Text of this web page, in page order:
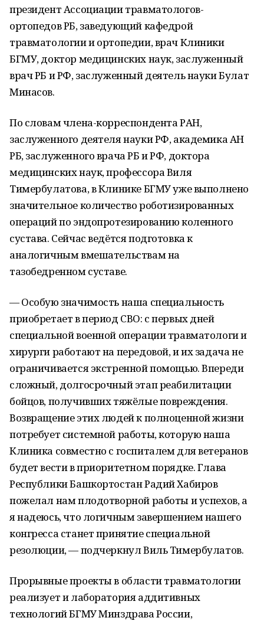
президент Ассоциации травматологов-
ортопедов РБ, заведующий кафедрой
травматологии и ортопедии, врач Клиники
БГМУ, доктор медицинских наук, заслуженный
врач РБ и РФ, заслуженный деятель науки Булат
Минасов.
По словам члена-корреспондента РАН,
заслуженного деятеля науки РФ, академика АН
РБ, заслуженного врача РБ и РФ, доктора
медицинских наук, профессора Виля
Тимербулатова, в Клинике БГМУ уже выполнено
значительное количество роботизированных
операций по эндопротезированию коленного
сустава. Сейчас ведётся подготовка к
аналогичным вмешательствам на
тазобедренном суставе.
— Особую значимость наша специальность
приобретает в период СВО: с первых дней
специальной военной операции травматологи и
хирурги работают на передовой, и их задача не
ограничивается экстренной помощью. Впереди
сложный, долгосрочный этап реабилитации
бойцов, получивших тяжёлые повреждения.
Возвращение этих людей к полноценной жизни
потребует системной работы, которую наша
Клиника совместно с госпиталем для ветеранов
будет вести в приоритетном порядке. Глава
Республики Башкортостан Радий Хабиров
пожелал нам плодотворной работы и успехов, а
я надеюсь, что логичным завершением нашего
конгресса станет принятие специальной
резолюции, — подчеркнул Виль Тимербулатов.
Прорывные проекты в области травматологии
реализует и лаборатория аддитивных
технологий БГМУ Минздрава России,